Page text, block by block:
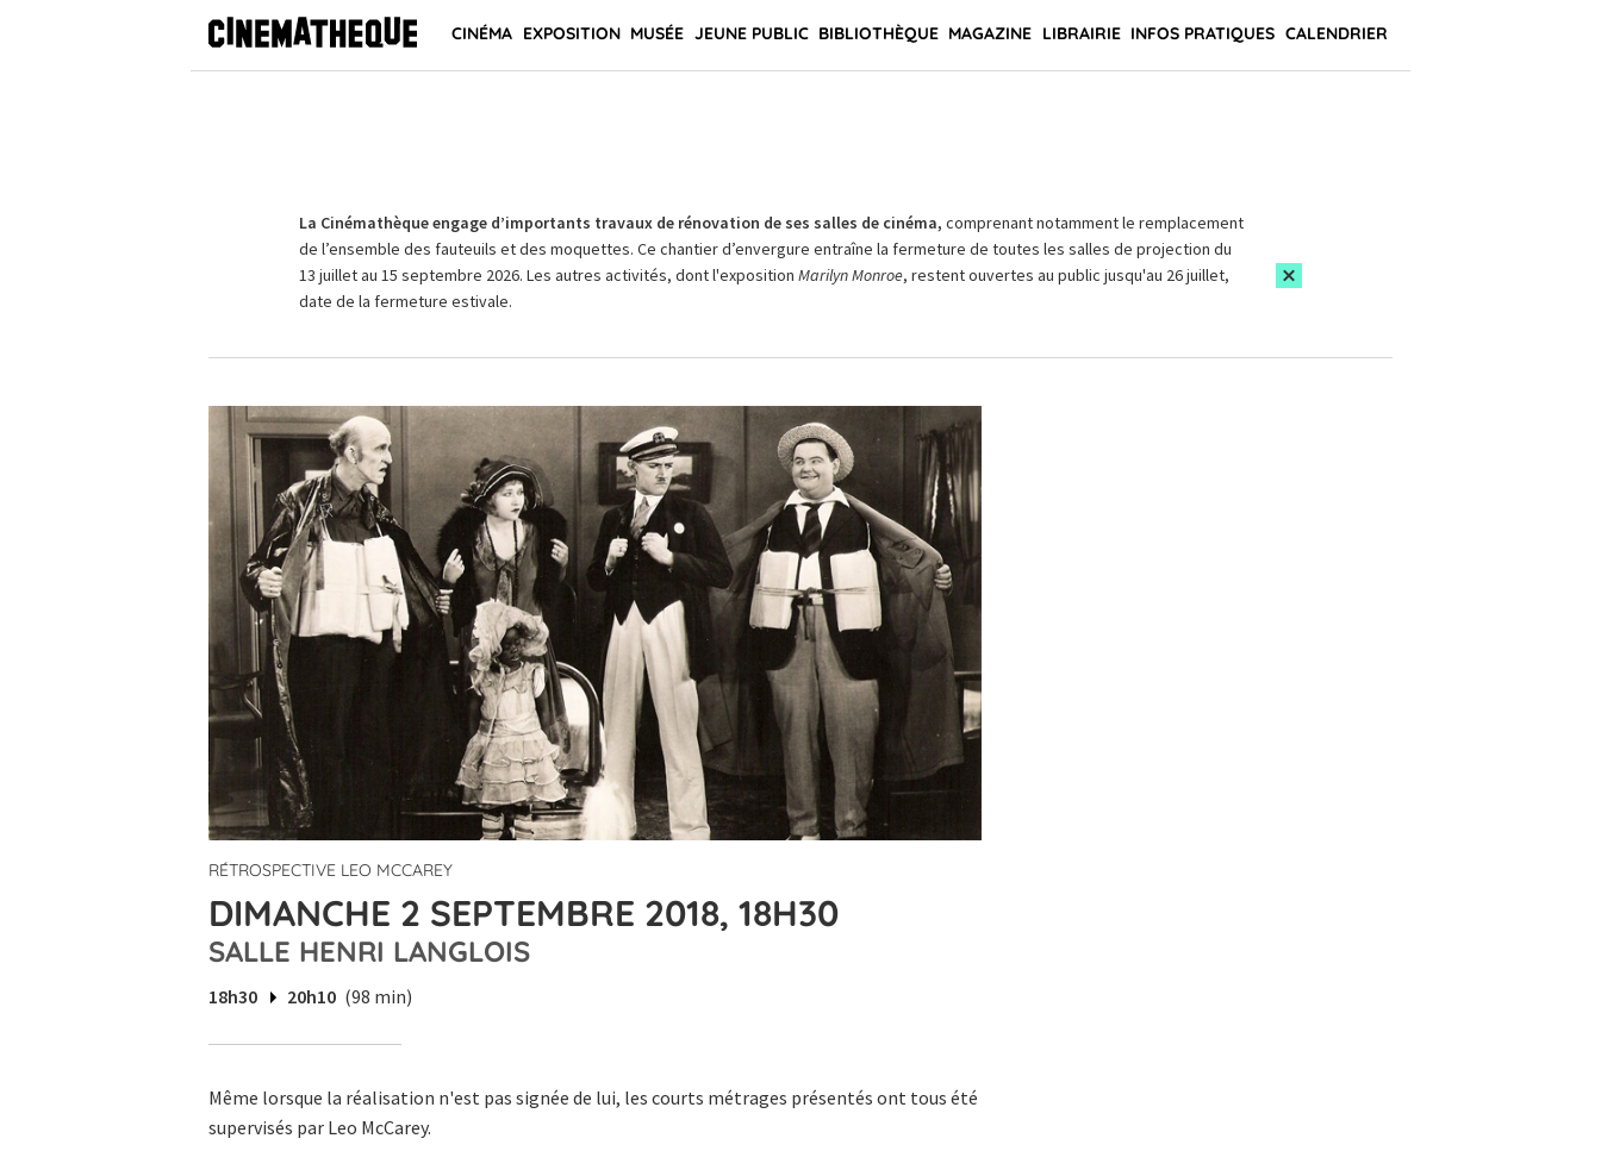
CINÉMA EXPOSITION MUSÉE JEUNE PUBLIC BIBLIOTHÈQUE MAGAZINE LIBRAIRIE INFOS PRATIQUES CALENDRIER
La Cinémathèque engage d’importants travaux de rénovation de ses salles de cinéma, comprenant notamment le remplacement
de l’ensemble des fauteuils et des moquettes. Ce chantier d’envergure entraîne la fermeture de toutes les salles de projection du
13 juillet au 15 septembre 2026. Les autres activités, dont l'exposition Marilyn Monroe, restent ouvertes au public jusqu'au 26 juillet,
date de la fermeture estivale.
RÉTROSPECTIVE LEO MCCAREY
DIMANCHE 2 SEPTEMBRE 2018, 18H30
SALLE HENRI LANGLOIS
18h30 20h10 (98 min)
Même lorsque la réalisation n'est pas signée de lui, les courts métrages présentés ont tous été
supervisés par Leo McCarey.